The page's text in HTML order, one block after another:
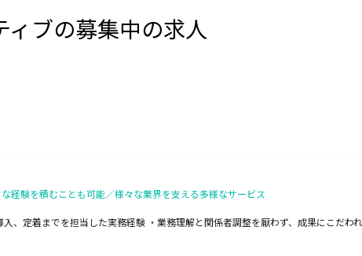
ブの募集中の求人
経験を積むことも可能／様々な業界を支える多様なサービス
、定着までを担当した実務経験 ・業務理解と関係者調整を厭わず、成果にこだわ